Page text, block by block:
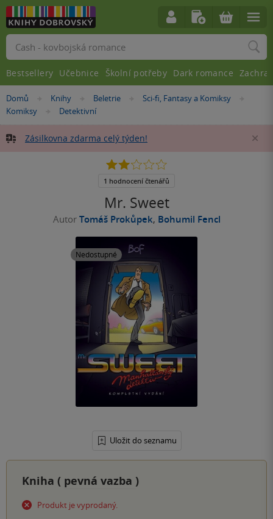
Nacházíte
se
Domů »
Knihy »Beletrie »
Sci-fi, Fantasy a Komiksy
Komiksy »
Detektivní
Zásilkovna zdarma celý týden!
Mr. Sweet
Autor Tomáš Prokůpek, Bohumil Fencl
Nedostupné
Uložit do seznamu
2.0
5
1 hodnocení čtenářů
Kniha ( pevná vazba )
Produkt je vyprodaný.
Vyhledávání
Bestsellery Učebnice Školní potřeby Dark romance